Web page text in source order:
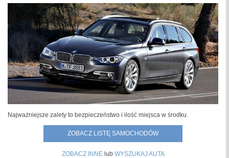
Najważniejsze zalety to bezpieczeństwo i ilość miejsca w środku.
ZOBACZ LISTĘ SAMOCHODÓW
ZOBACZ INNElub WYSZUKAJ AUTA